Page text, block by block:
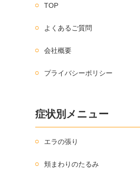
TOP
よくあるご質問
会社概要
プライバシーポリシー
症状別メニュー
エラの張り
頬まわりのたるみ